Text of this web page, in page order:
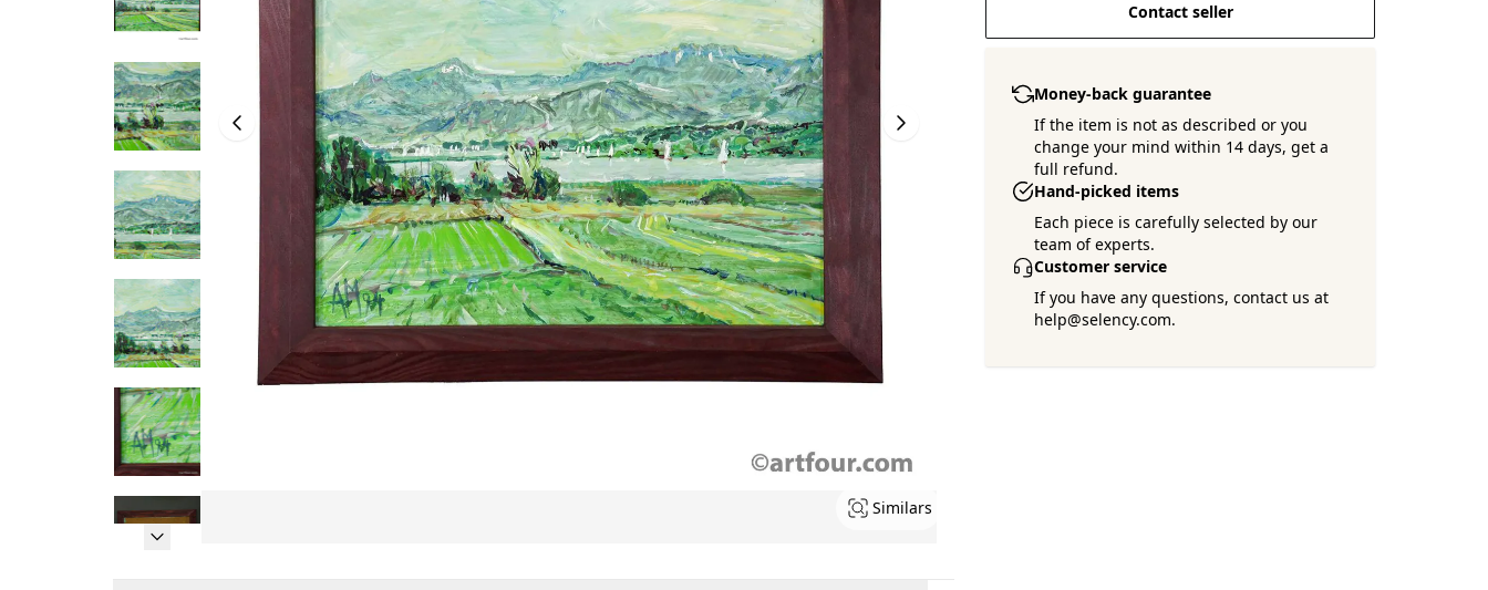
Similars
Contact seller
Money-back guarantee
If the item is not as described or you
change your mind within 14 days, get a
full refund.
Hand-picked items
Each piece is carefully selected by our
team of experts.
Customer service
If you have any questions, contact us at
help@selency.com.